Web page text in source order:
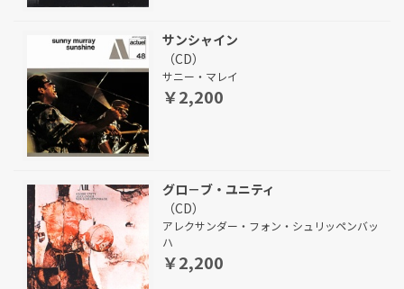
サンシャイン
（CD）
サニー・マレイ
￥2,200
グロ－ブ・ユニティ
（CD）
アレクサンダー・フォン・シュリッペンバッ
ハ
￥2,200